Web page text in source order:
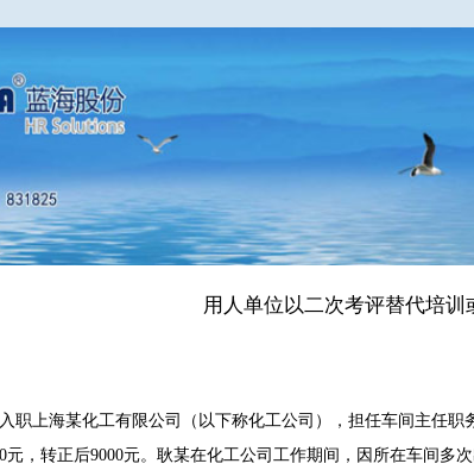
用人单位以二次考评替代培训
职上海某化工有限公司（以下称化工公司），担任车间主任
元，转正后9000元。耿某在化工公司工作期间，因所在车间多